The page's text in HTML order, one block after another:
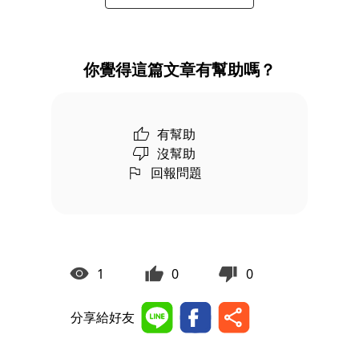
你覺得這篇文章有幫助嗎？
有幫助
沒幫助
回報問題
1 0 0
分享給好友